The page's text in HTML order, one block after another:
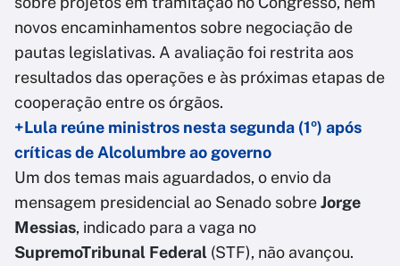
novos encaminhamentos sobre negociação de
pautas legislativas. A avaliação foi restrita aos
resultados das operações e às próximas etapas de
cooperação entre os órgãos.
+Lula reúne ministros nesta segunda (1º) após
críticas de Alcolumbre ao governo
Um dos temas mais aguardados, o envio da
mensagem presidencial ao Senado sobreJorge
Messias, indicado para a vaga no
SupremoTribunal Federal (STF), não avançou.